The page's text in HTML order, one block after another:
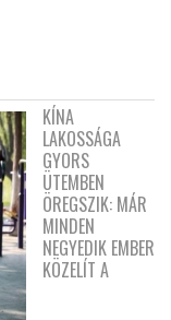
KÍNA
LAKOSSÁGA
GYORS
ÜTEMBEN
ÖREGSZIK: MÁR
MINDEN
NEGYEDIK EMBER
KÖZELÍT A